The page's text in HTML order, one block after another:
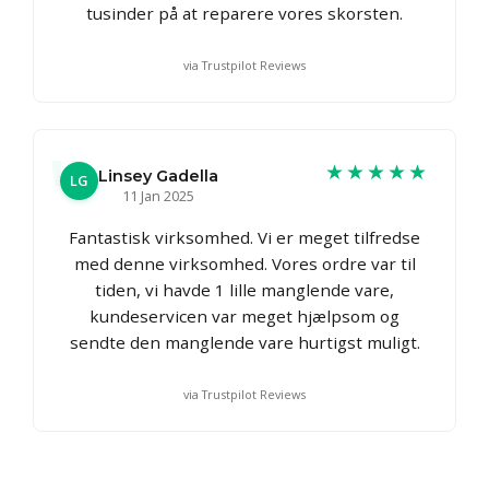
tusinder på at reparere vores skorsten.
via Trustpilot Reviews
LG
Linsey Gadella
11 Jan 2025
★★★★★
Fantastisk virksomhed. Vi er meget tilfredse
med denne virksomhed. Vores ordre var til
tiden, vi havde 1 lille manglende vare,
kundeservicen var meget hjælpsom og
sendte den manglende vare hurtigst muligt.
via Trustpilot Reviews